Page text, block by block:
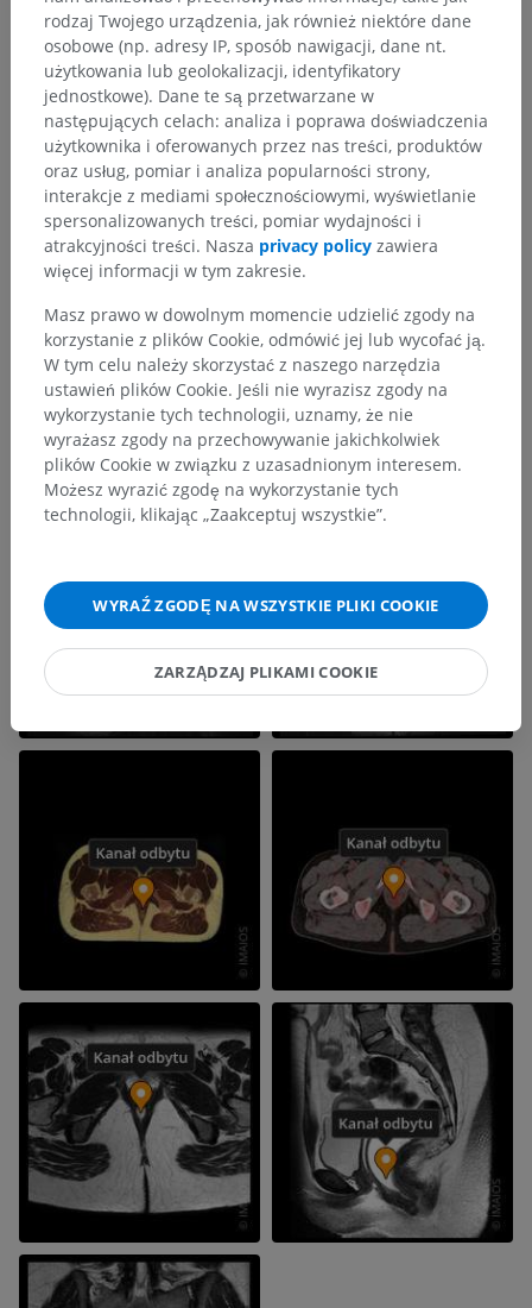
rodzaj Twojego urządzenia, jak również niektóre dane
osobowe (np. adresy IP, sposób nawigacji, dane nt.
użytkowania lub geolokalizacji, identyfikatory
jednostkowe). Dane te są przetwarzane w
następujących celach: analiza i poprawa doświadczenia
użytkownika i oferowanych przez nas treści, produktów
oraz usług, pomiar i analiza popularności strony,
interakcje z mediami społecznościowymi, wyświetlanie
spersonalizowanych treści, pomiar wydajności i
atrakcyjności treści. Nasza privacy policy zawiera
więcej informacji w tym zakresie.
Masz prawo w dowolnym momencie udzielić zgody na
korzystanie z plików Cookie, odmówić jej lub wycofać ją.
W tym celu należy skorzystać z naszego narzędzia
ustawień plików Cookie. Jeśli nie wyrazisz zgody na
wykorzystanie tych technologii, uznamy, że nie
wyrażasz zgody na przechowywanie jakichkolwiek
plików Cookie w związku z uzasadnionym interesem.
Możesz wyrazić zgodę na wykorzystanie tych
technologii, klikając „Zaakceptuj wszystkie”.
WYRAŹ ZGODĘ NA WSZYSTKIE PLIKI COOKIE
ZARZĄDZAJ PLIKAMI COOKIE